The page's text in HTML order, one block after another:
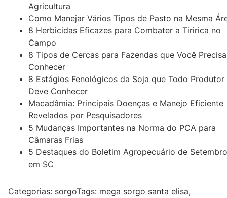
Agricultura
Como Manejar Vários Tipos de Pasto na Mesma
8 Herbicidas Eficazes para Combater a Tiririca no
Campo
8 Tipos de Cercas para Fazendas que Você Precisa
Conhecer
8 Estágios Fenológicos da Soja que Todo Produtor
Deve Conhecer
Macadâmia: Principais Doenças e Manejo Eficiente
Revelados por Pesquisadores
5 Mudanças Importantes na Norma do PCA para
Câmaras Frias
5 Destaques do Boletim Agropecuário de Setembro
em SC
Categorias: sorgoTags: mega sorgo santa elisa,